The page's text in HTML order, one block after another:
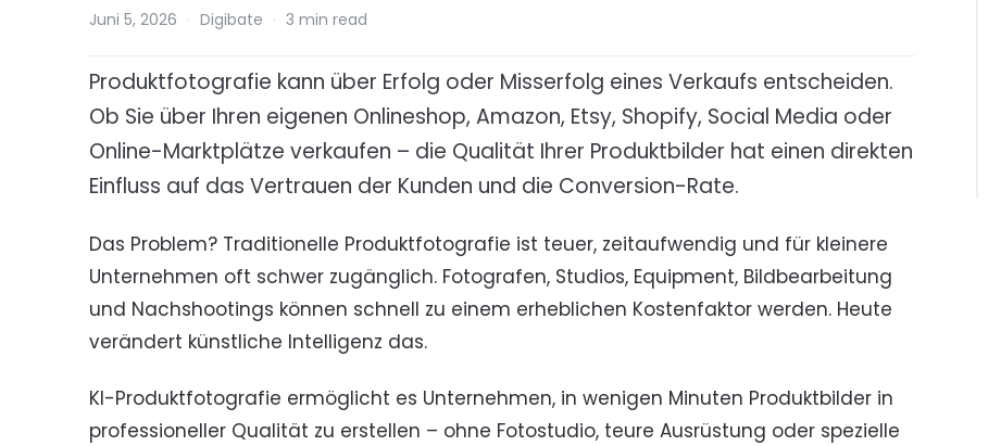
Juni 5, 2026 · Digibate · 3 min read
Produktfotografie kann über Erfolg oder Misserfolg eines Verkaufs entscheiden.
Ob Sie über Ihren eigenen Onlineshop, Amazon, Etsy, Shopify, Social Media oder
Online-Marktplätze verkaufen – die Qualität Ihrer Produktbilder hat einen direkten
Einfluss auf das Vertrauen der Kunden und die Conversion-Rate.
Das Problem? Traditionelle Produktfotografie ist teuer, zeitaufwendig und für kleinere
Unternehmen oft schwer zugänglich. Fotografen, Studios, Equipment, Bildbearbeitung
und Nachshootings können schnell zu einem erheblichen Kostenfaktor werden. Heute
verändert künstliche Intelligenz das.
KI-Produktfotografie ermöglicht es Unternehmen, in wenigen Minuten Produktbilder in
professioneller Qualität zu erstellen – ohne Fotostudio, teure Ausrüstung oder spezielle